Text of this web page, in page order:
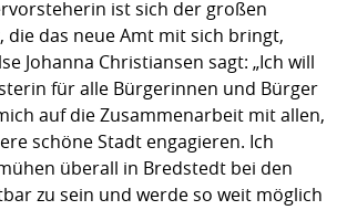
ist sich der großen
das neue Amt mit sich bringt,
Johanna Christiansen sagt: „Ich will
für alle Bürgerinnen und Bürger
auf die Zusammenarbeit mit allen,
schöne Stadt engagieren. Ich
überall in Bredstedt bei den
zu sein und werde so weit möglich